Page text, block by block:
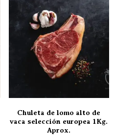
Chuleta de lomo alto de
vaca selección europea 1Kg.
Aprox.